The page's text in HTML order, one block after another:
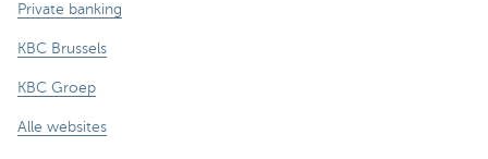
Private banking
KBC Brussels
KBC Groep
Alle websites